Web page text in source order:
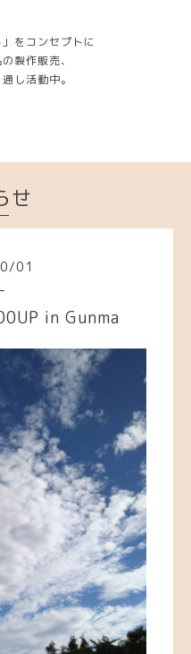
」をコンセプトに
製作販売、
し活動中。
せ
/01
in Gunma